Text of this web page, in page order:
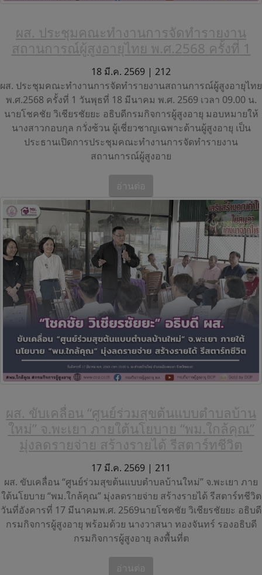
ผส. ประชุมคณะทำงานการจัดทำรายงาน
สถานการณ์ผู้สูงอายุไทย พ.ศ.2568 ครั้งที่ 1
18 มี.ค. 2569 | 212
ผส. ประชุมคณะทำงานการจัดทำรายงานสถานการณ์ผู้สูงอายุไทย
พ.ศ.2568 ครั้งที่ 1 วันพุธที่ 18 มีนาคม พ.ศ. 2569 เวลา 09.00 น.
นายโชคชัย วิเชียรชัยยะ อธิบดีกรมกิจการผู้สูงอายุ มอบหมายให้
นางสาวกอบกุล กวั่งซ้วน ผู้เชี่ยวชาญเฉพาะด้านผู้สูงอายุ เป็น
ประธานเปิดการประชุมคณะทำงานการจัดทำรายงาน
สถานการณ์ผู้สูงอาย
อ่านต่อ
ผส. ขับเคลื่อน “ศูนย์ร่วมสุขต้นแบบตำบลบ้าน
ใหม่” จ.พะเยา ภายใต้นโยบาย “พม.ใกล้คุณ”
มุ่งลดรายจ่าย สร้างรายได้ รีสตาร์ทชีวิต
17 มี.ค. 2569 | 211
ผส. ขับเคลื่อน “ศูนย์ร่วมสุขต้นแบบตำบลบ้านใหม่” จ.พะเยา ภาย
ใต้นโยบาย “พม.ใกล้คุณ” มุ่งลดรายจ่าย สร้างรายได้ รีสตาร์ทชีวิต
วันที่อังคารที่ 17 มีนาคมพ.ศ. 2569นายโชคชัย วิเชียรชัยยะ อธิบดี
กรมกิจการผู้สูงอายุ พร้อมด้วย นางวาสนา ทองจันทร์ รองอธิบดี
กรมกิจการผู้สูงอายุ ลงพื้นที่ต
อ่านต่อ